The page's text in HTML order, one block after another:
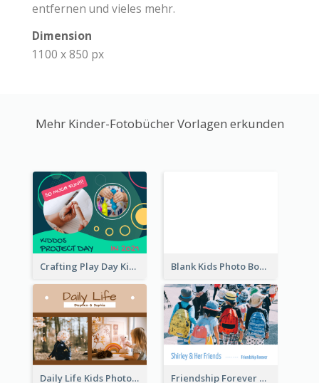
entfernen und vieles mehr.
Dimension
1100 x 850 px
Mehr Kinder-Fotobücher Vorlagen erkunden
Crafting Play Day Kids Photo Book Blank Kids Photo Book
Daily Life Kids Photo Book Friendship Forever Photo Book